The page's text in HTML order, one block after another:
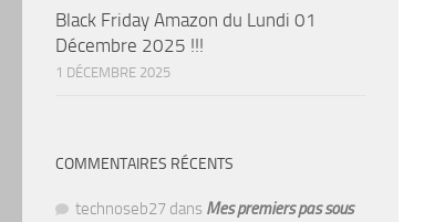
Black Friday Amazon du Lundi 01
Décembre 2025 !!!
1 DÉCEMBRE 2025
COMMENTAIRES RÉCENTS
technoseb27 dans Mes premiers pas sous